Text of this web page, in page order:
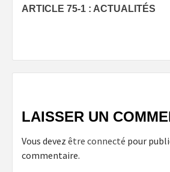
navigation
ARTICLE 75-1 : ACTUALITÉS
LAISSER UN
Vous devez être connecté pour
commentaire.